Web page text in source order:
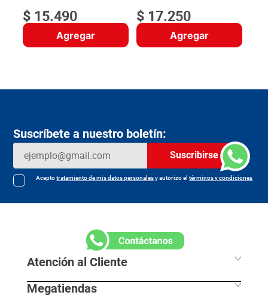
$ 15.490
Agregar
$ 17.250
Agregar
Suscríbete a nuestro boletín:
Suscribirse
Aceptotratamiento de mis datos personalesy autorizo eltérminos y condiciones
Atención al Cliente
Megatiendas